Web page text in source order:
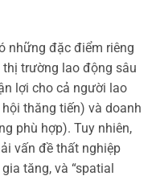
những đặc điểm riêng
trường lao động sâu
lợi cho cả người lao
thăng tiến) và doanh
phù hợp). Tuy nhiên,
vấn đề thất nghiệp
tăng, và “spatial